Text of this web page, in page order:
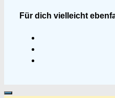
Für dich vielleicht